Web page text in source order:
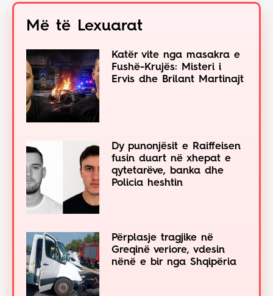
Më të Lexuarat
Katër vite nga masakra e
Fushë-Krujës: Misteri i
Ervis dhe Brilant Martinajt
Dy punonjësit e Raiffeisen
fusin duart në xhepat e
qytetarëve, banka dhe
Policia heshtin
Përplasje tragjike në
Greqinë veriore, vdesin
nënë e bir nga Shqipëria